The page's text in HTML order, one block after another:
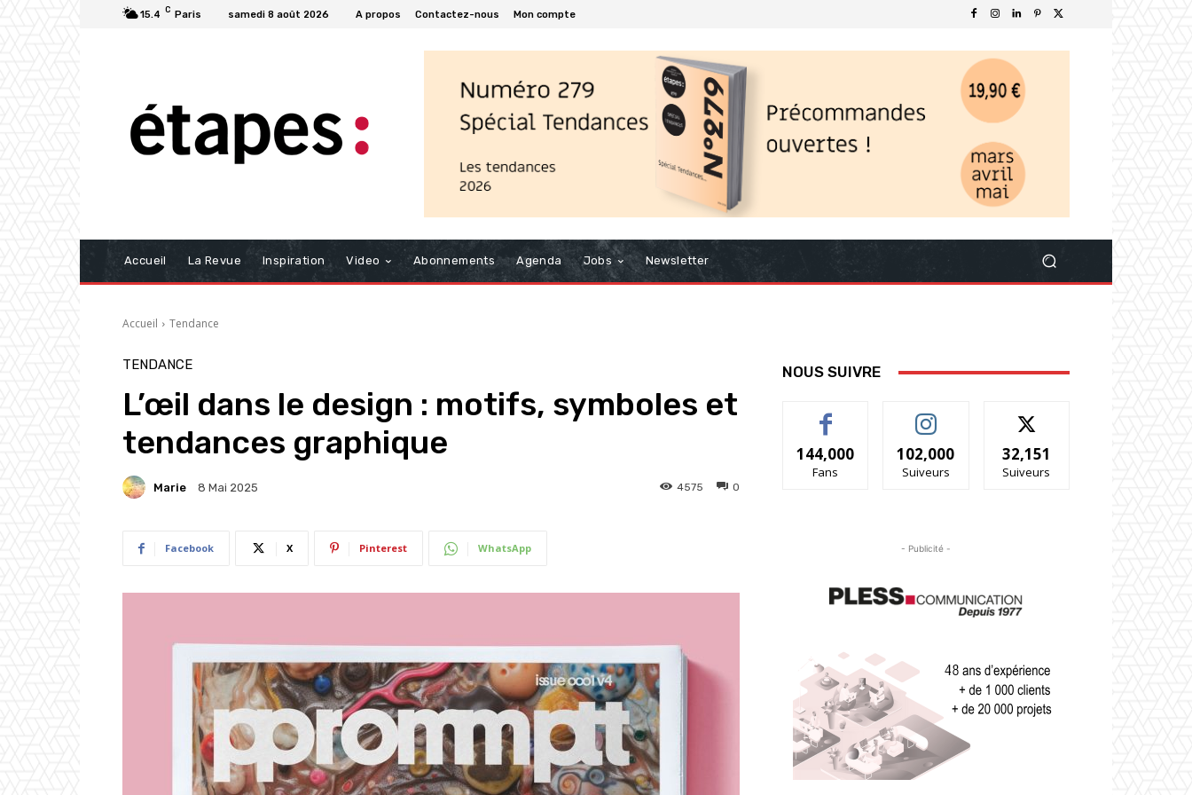
15.4 C Paris samedi 8 août 2026 A propos Contactez-nous Mon compte
Accueil La Revue Inspiration Video Abonnements Agenda Jobs Newsletter
Accueil Tendance
TENDANCE
L’œil dans le design : motifs, symboles et
tendances graphique
Marie 8 Mai 2025 0
4575
Facebook X Pinterest WhatsApp
NOUS SUIVRE
144,000
Fans
102,000
Suiveurs
32,151
Suiveurs
- Publicité -